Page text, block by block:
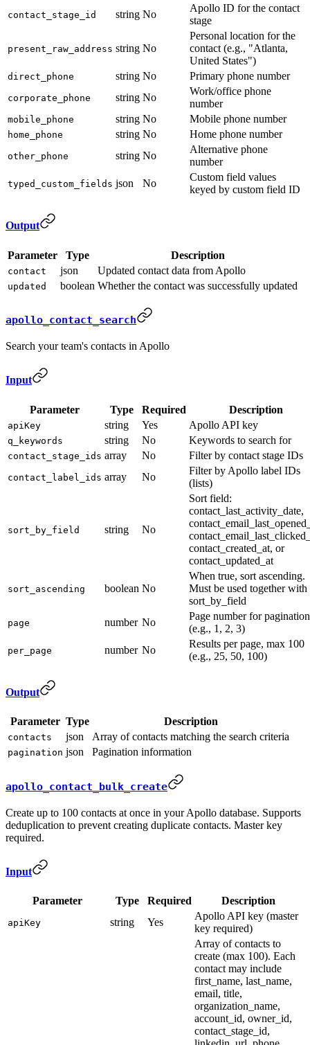
contact_stage_id string No
Apollo ID for the contact
stage
present_raw_address string No
Personal location for the
contact (e.g., "Atlanta,
United States")
direct_phone string No Primary phone number
corporate_phone string No
Work/office phone
number
mobile_phone string No Mobile phone number
home_phone string No Home phone number
other_phone string No
Alternative phone
number
typed_custom_fields json No
Custom field values
keyed by custom field ID
Output
Parameter Type Description
contact json Updated contact data from Apollo
updated boolean Whether the contact was successfully updated
apollo_contact_search
Search your team's contacts in Apollo
Input
Parameter Type Required Description
apiKey string Yes Apollo API key
q_keywords string No Keywords to search for
contact_stage_ids array No Filter by contact stage IDs
contact_label_ids array No
Filter by Apollo label IDs
(lists)
sort_by_field string No
Sort field:
contact_last_activity_date,
contact_created_at, or
contact_updated_at
sort_ascending boolean No
When true, sort ascending.
Must be used together with
sort_by_field
page number No
Page number for pagination
(e.g., 1, 2, 3)
per_page number No
Results per page, max 100
(e.g., 25, 50, 100)
Output
Parameter Type Description
contacts json Array of contacts matching the search criteria
pagination json Pagination information
apollo_contact_bulk_create
Create up to 100 contacts at once in your Apollo database. Supports
deduplication to prevent creating duplicate contacts. Master key
required.
Input
Parameter Type Required Description
apiKey string Yes
Apollo API key (master
key required)
Array of contacts to
create (max 100). Each
contact may include
first_name, last_name,
email, title,
organization_name,
account_id, owner_id,
contact_stage_id,